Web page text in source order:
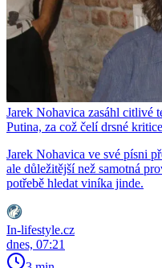
Jarek Nohavica zasáhl citlivé
Putina, za což čelí drsné kritice
Jarek Nohavica ve své písni
ale důležitější než samotná
potřebě hledat viníka jinde.
In-lifestyle.cz
dnes, 07:21